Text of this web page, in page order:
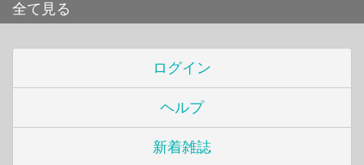
全て見る
ログイン
ヘルプ
新着雑誌